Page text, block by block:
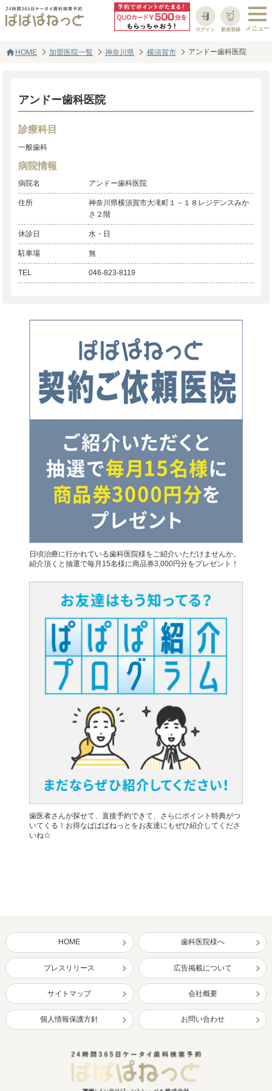
新規登録
ログイン
homeHOME 加盟医院一覧 神奈川県 横須賀市 アンドー歯科医院
アンドー歯科医院
診療科目
一般歯科
病院情報
病院名 アンドー歯科医院
住所
神奈川県横須賀市大滝町１－１８レジデンスみか
さ２階
休診日 水・日
駐車場 無
TEL 046-823-8119
日頃治療に行かれている歯科医院様をご紹介いただけませんか。
紹介頂くと抽選で毎月15名様に商品券3,000円分をプレゼント！
歯医者さんが探せて、直接予約できて、さらにポイント特典がつ
いてくる！お得なぱぱぱねっとをお友達にもぜひ紹介してくださ
いね☆
HOME 歯科医院様へ
プレスリリース 広告掲載について
サイトマップ 会社概要
個人情報保護方針 お問い合わせ